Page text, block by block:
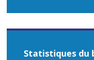
Statistiques du